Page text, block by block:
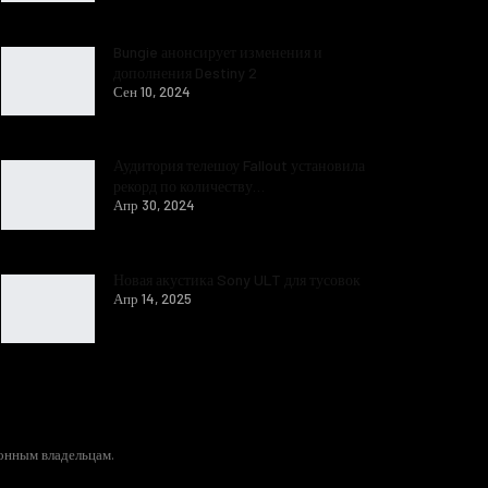
Сен 10, 2024
Апр 30, 2024
Апр 14, 2025
владельцам.